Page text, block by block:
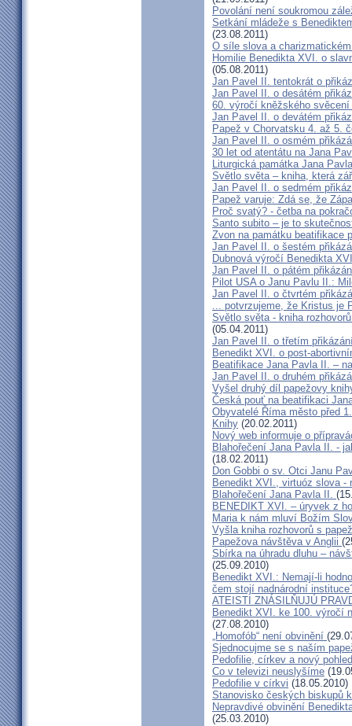
Povolání není soukromou
Setkání mládeže s
(23.08.2011)
O síle slova a
Homilie Benedikta XVI. o
(05.08.2011)
Jan Pavel II. tentokrát o
Jan Pavel II. o desátém
60. výročí kněžského
Jan Pavel II. o devátém
Papež v Chorvatsku 4. až 5.
Jan Pavel II. o osmém
30 let od atentátu na Jana
Liturgická památka Jana
Světlo světa – kniha, která
Jan Pavel II. o sedmém
Papež varuje: Zdá se, že
Proč svatý? - četba na
Santo subito – je to
Zvon na památku beatifikace
Jan Pavel II. o šestém
Dubnová výročí Benedikta
Jan Pavel II. o pátém
Pilot USA o Janu Pavlu II.:
Jan Pavel II. o čtvrtém
... potvrzujeme, že Kristus je
Světlo světa - kniha
(05.04.2011)
Jan Pavel II. o třetím
Benedikt XVI. o post-
Beatifikace Jana Pavla II. –
Jan Pavel II. o druhém
Vyšel druhý díl papežovy
Česká pouť na beatifikaci
Obyvatelé Říma město před
Knihy (20.02.2011)
Nový web informuje o
Blahořečení Jana Pavla II. -
(18.02.2011)
Don Gobbi o sv. Otci Janu
Benedikt XVI., virtuóz slova -
Blahořečení Jana Pavla II.
BENEDIKT XVI. – úryvek z
Maria k nám mluví Božím
Vyšla kniha rozhovorů s
Papežova návštěva v Anglii
Sbírka na úhradu dluhu –
(25.09.2010)
Benedikt XVI.: Nemají-li
čem stojí nadnárodní
ATEISTI ZNÁSILŇUJÚ
Benedikt XVI. ke 100. výročí
(27.08.2010)
„Homofób“ není obvinění
Sjednocujme se s naším
Pedofilie, církev a nový
Co v televizi neuslyšíme
Pedofilie v církvi (18.05.2010)
Stanovisko českých biskupů
Nepravdivé obvinění
(25.03.2010)